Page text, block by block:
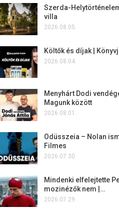
Szerda-
villa
2026.08.05.
Költők és díjak |
2026.08.04.
Menyhárt Dodi
Magunk között
2026.08.01.
Odüsszeia – Nolan
Filmes
2026.07.30.
Mindenki elfelejtette
mozinézők nem |…
2026.07.29.